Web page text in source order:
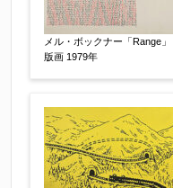
限定番号 【任意】
制作年 【任意】
メル・ボックナー「Range」
版画 1979年